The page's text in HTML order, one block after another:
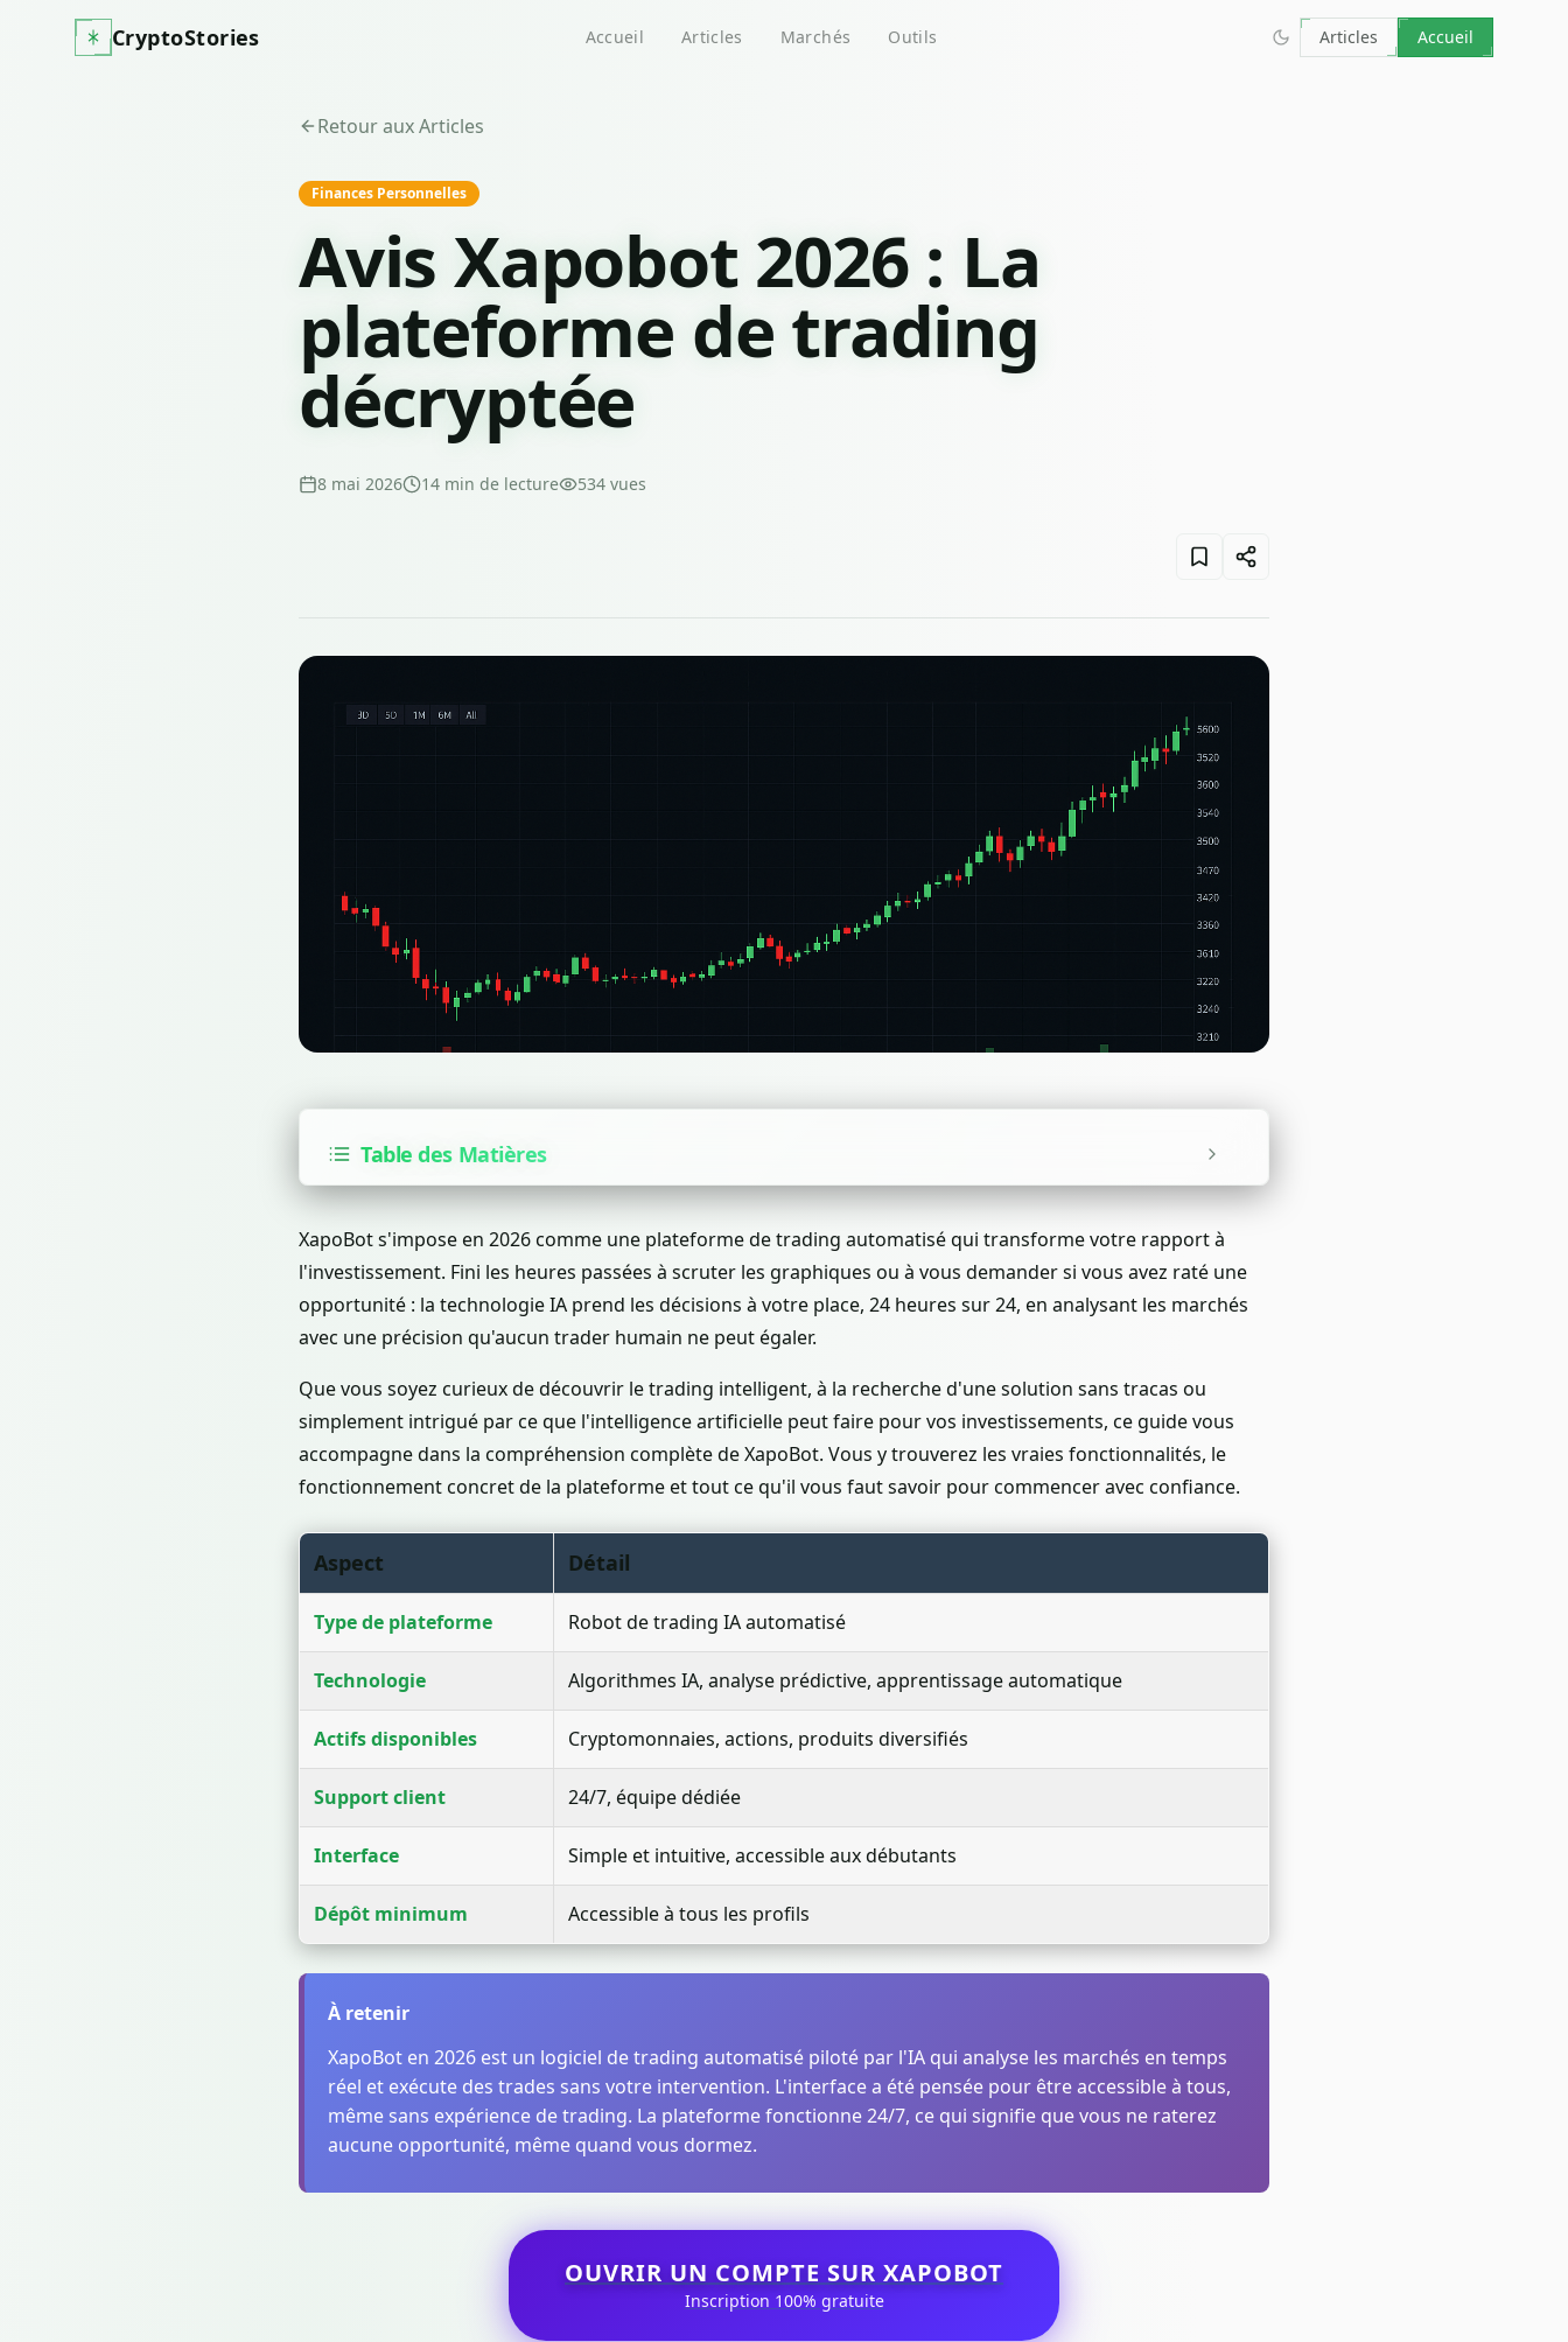
CryptoStories Accueil Articles Marchés Outils Articles Accueil
Retour aux Articles
Finances Personnelles
Avis Xapobot 2026 : La
plateforme de trading
décryptée
8 mai 2026 14 min de lecture 534 vues
Table des Matières
XapoBot s'impose en 2026 comme une plateforme de trading automatisé qui transforme votre rapport à
l'investissement. Fini les heures passées à scruter les graphiques ou à vous demander si vous avez raté une
opportunité : la technologie IA prend les décisions à votre place, 24 heures sur 24, en analysant les marchés
avec une précision qu'aucun trader humain ne peut égaler.
Que vous soyez curieux de découvrir le trading intelligent, à la recherche d'une solution sans tracas ou
simplement intrigué par ce que l'intelligence artificielle peut faire pour vos investissements, ce guide vous
accompagne dans la compréhension complète de XapoBot. Vous y trouverez les vraies fonctionnalités, le
fonctionnement concret de la plateforme et tout ce qu'il vous faut savoir pour commencer avec confiance.
Aspect Détail
Type de plateforme Robot de trading IA automatisé
Technologie Algorithmes IA, analyse prédictive, apprentissage automatique
Actifs disponibles Cryptomonnaies, actions, produits diversifiés
Support client 24/7, équipe dédiée
Interface Simple et intuitive, accessible aux débutants
Dépôt minimum Accessible à tous les profils
À retenir
XapoBot en 2026 est un logiciel de trading automatisé piloté par l'IA qui analyse les marchés en temps
réel et exécute des trades sans votre intervention. L'interface a été pensée pour être accessible à tous,
même sans expérience de trading. La plateforme fonctionne 24/7, ce qui signifie que vous ne raterez
aucune opportunité, même quand vous dormez.
OUVRIR UN COMPTE SUR XAPOBOT
Inscription 100% gratuite